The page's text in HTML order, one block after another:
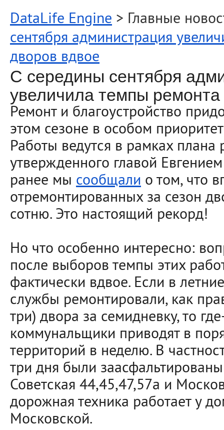
DataLife Engine > Главные
сентября администрация
дворов вдвое
С середины сентября
увеличила темпы
Ремонт и благоустройство
этом сезоне в особом
Работы ведутся в рамках плана
утвержденного главой
ранее мы сообщали о том, что
отремонтированных за сезон
сотню. Это настоящий рекорд!
Но что особенно интересно:
после выборов темпы этих
фактически вдвое. Если в
службы ремонтировали, как
три) двора за семидневку, то
коммунальщики приводят в
территорий в неделю. В
три дня были
Советская 44,45,47,57а и
дорожная техника работает у
Московской.